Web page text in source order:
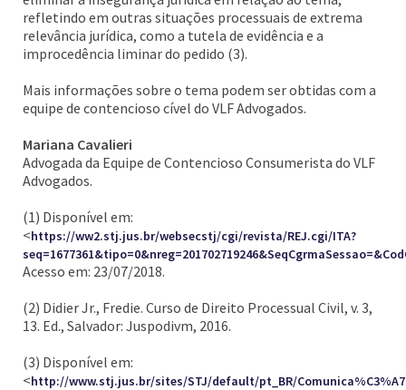
refletindo em outras situações processuais de extrema
relevância jurídica, como a tutela de evidência e a
improcedência liminar do pedido (3).
Mais informações sobre o tema podem ser obtidas com a
equipe de contencioso cível do VLF Advogados.
Mariana Cavalieri
Advogada da Equipe de Contencioso Consumerista do VLF
Advogados.
(1) Disponível em:
<https://ww2.stj.jus.br/websecstj/cgi/revista/REJ.cgi/ITA?
Acesso em: 23/07/2018.
(2) Didier Jr., Fredie. Curso de Direito Processual Civil, v. 3,
13. Ed., Salvador: Juspodivm, 2016.
(3) Disponível em:
<http://www.stj.jus.br/sites/STJ/default/pt_BR/